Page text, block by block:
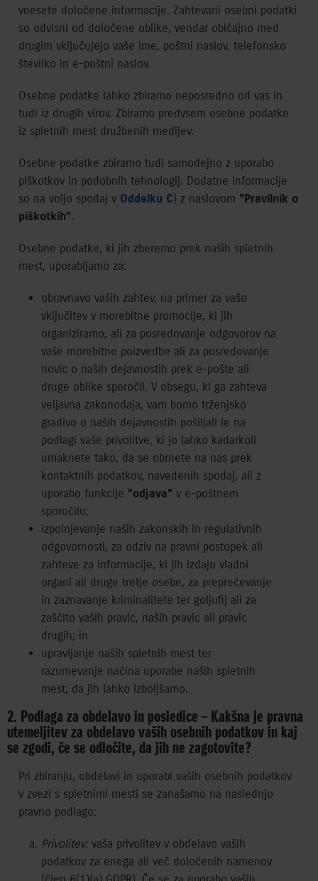
vnesete določene informacije. Zahtevani osebni podatki
so odvisni od določene oblike, vendar običajno med
drugim vključujejo vaše ime, poštni naslov, telefonsko
številko in e-poštni naslov.
Osebne podatke lahko zbiramo neposredno od vas in
tudi iz drugih virov. Zbiramo predvsem osebne podatke
iz spletnih mest družbenih medijev.
Osebne podatke zbiramo tudi samodejno z uporabo
piškotkov in podobnih tehnologij. Dodatne informacije
so na voljo spodaj v Oddelku C) z naslovom "Pravilnik o
piškotkih".
Osebne podatke, ki jih zberemo prek naših spletnih
mest, uporabljamo za:
obravnavo vaših zahtev, na primer za vašo
vključitev v morebitne promocije, ki jih
organiziramo, ali za posredovanje odgovorov na
vaše morebitne poizvedbe ali za posredovanje
novic o naših dejavnostih prek e-pošte ali
druge oblike sporočil. V obsegu, ki ga zahteva
veljavna zakonodaja, vam bomo trženjsko
gradivo o naših dejavnostih pošiljali le na
podlagi vaše privolitve, ki jo lahko kadarkoli
umaknete tako, da se obrnete na nas prek
kontaktnih podatkov, navedenih spodaj, ali z
uporabo funkcije "odjava" v e-poštnem
sporočilu;
izpolnjevanje naših zakonskih in regulativnih
odgovornosti, za odziv na pravni postopek ali
zahteve za informacije, ki jih izdajo vladni
organi ali druge tretje osebe, za preprečevanje
in zaznavanje kriminalitete ter goljufij ali za
zaščito vaših pravic, naših pravic ali pravic
drugih; in
upravljanje naših spletnih mest ter
razumevanje načina uporabe naših spletnih
mest, da jih lahko izboljšamo.
2. Podlaga za obdelavo in posledice – Kakšna je pravna
utemeljitev za obdelavo vaših osebnih podatkov in kaj
se zgodi, če se odločite, da jih ne zagotovite?
Pri zbiranju, obdelavi in uporabi vaših osebnih podatkov
v zvezi s spletnimi mesti se zanašamo na naslednjo
pravno podlago:
Privolitev:vaša privolitev v obdelavo vaših
podatkov za enega ali več določenih namenov